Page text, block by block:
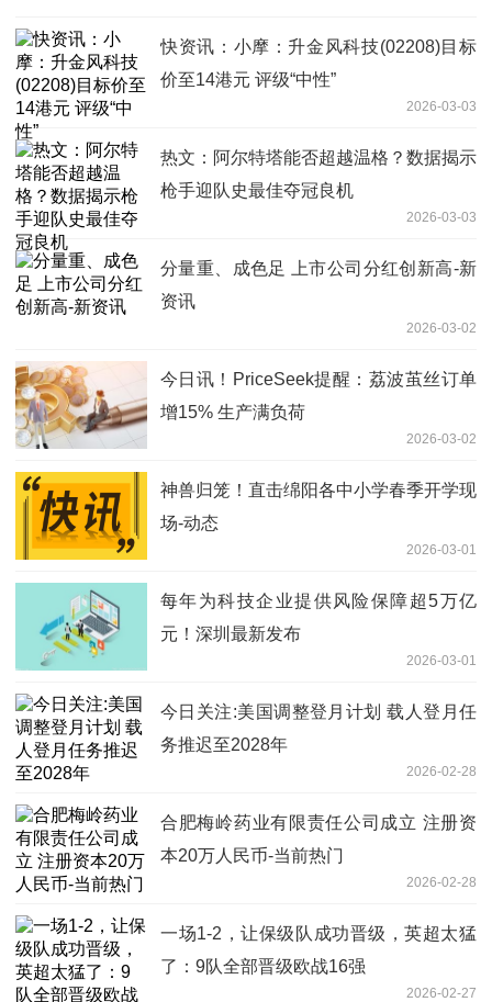
快资讯：小摩：升金风科技(02208)目标
价至14港元 评级“中性”
2026-03-03
热文：阿尔特塔能否超越温格？数据揭示
枪手迎队史最佳夺冠良机
2026-03-03
分量重、成色足 上市公司分红创新高-新
资讯
2026-03-02
今日讯！PriceSeek提醒：荔波茧丝订单
增15% 生产满负荷
2026-03-02
神兽归笼！直击绵阳各中小学春季开学现
场-动态
2026-03-01
每年为科技企业提供风险保障超5万亿
元！深圳最新发布
2026-03-01
今日关注:美国调整登月计划 载人登月任
务推迟至2028年
2026-02-28
合肥梅岭药业有限责任公司成立 注册资
本20万人民币-当前热门
2026-02-28
一场1-2，让保级队成功晋级，英超太猛
了：9队全部晋级欧战16强
2026-02-27